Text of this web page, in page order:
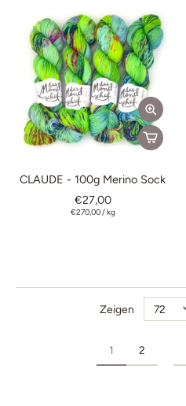
CLAUDE - 100g Merino Sock
€27,00
€270,00/kg
1 2
Zeigen